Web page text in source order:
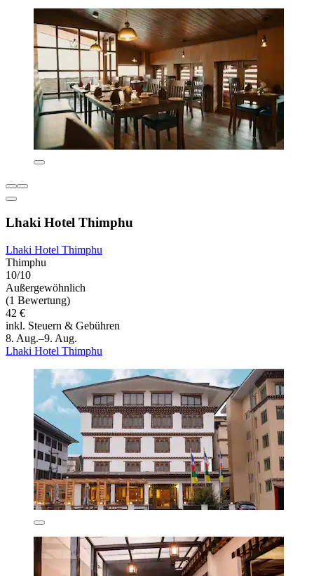
Lhaki Hotel Thimphu
Lhaki Hotel Thimphu
Thimphu
10/10
Außergewöhnlich
(1 Bewertung)
42 €
inkl. Steuern & Gebühren
8. Aug.–9. Aug.
Lhaki Hotel Thimphu